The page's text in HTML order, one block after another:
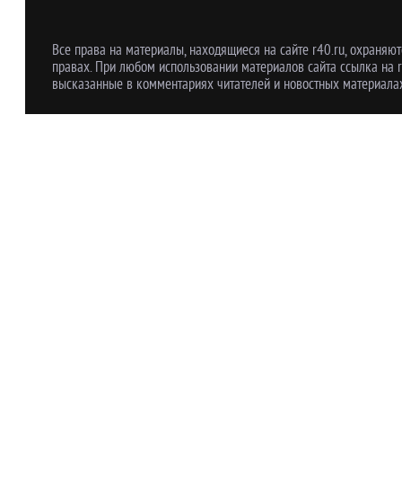
Все права на материалы, находящиеся на сайте r40.ru,
правах. При любом использовании материалов сайта ссылка
высказанные в комментариях читателей и новостных